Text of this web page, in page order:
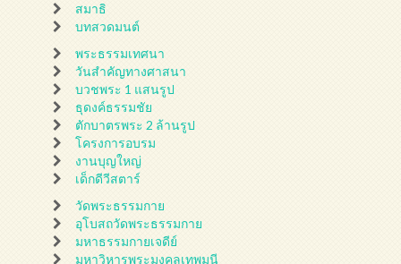
สมาธิ
บทสวดมนต์
พระธรรมเทศนา
วันสำคัญทางศาสนา
บวชพระ 1 แสนรูป
ธุดงค์ธรรมชัย
ตักบาตรพระ 2 ล้านรูป
โครงการอบรม
งานบุญใหญ่
เด็กดีวีสตาร์
วัดพระธรรมกาย
อุโบสถวัดพระธรรมกาย
มหาธรรมกายเจดีย์
มหาวิหารพระมงคลเทพมุนี